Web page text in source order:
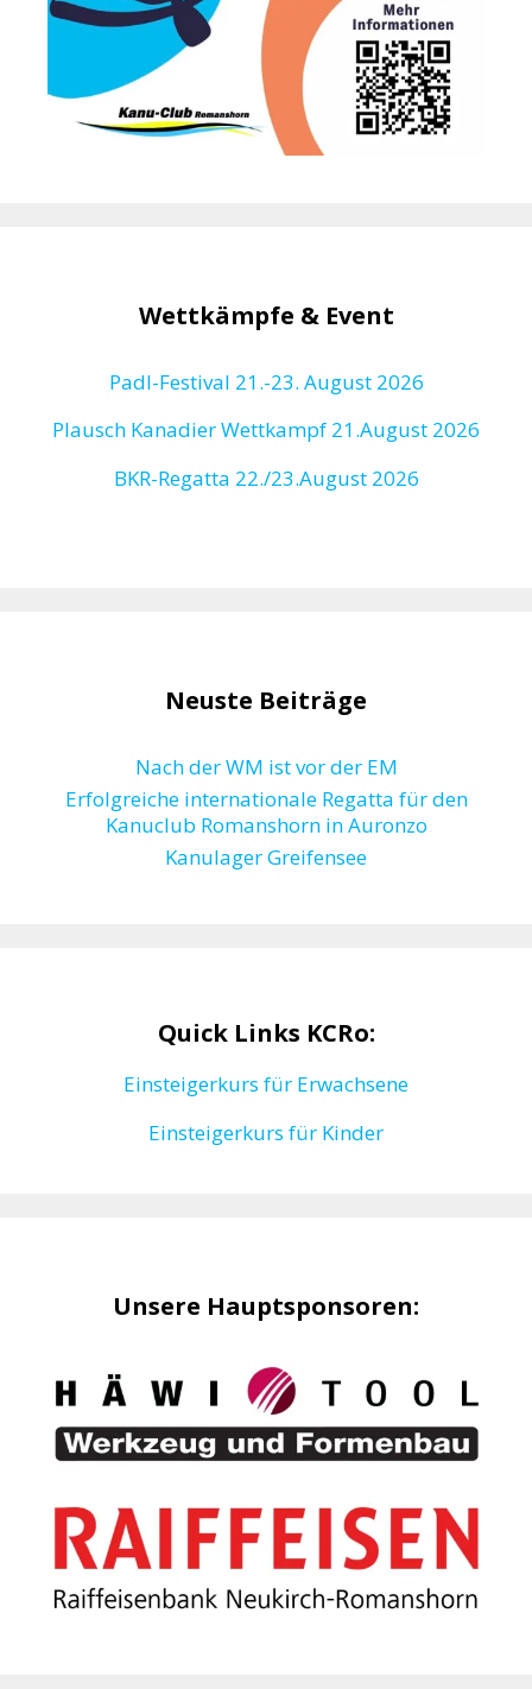
Wettkämpfe & Event
Padl-Festival 21.-23. August 2026
Plausch Kanadier Wettkampf 21.August 2026
BKR-Regatta 22./23.August 2026
Neuste Beiträge
Nach der WM ist vor der EM
Erfolgreiche internationale Regatta für den
Kanuclub Romanshorn in Auronzo
Kanulager Greifensee
Quick Links KCRo:
Einsteigerkurs für Erwachsene
Einsteigerkurs für Kinder
Unsere Hauptsponsoren: